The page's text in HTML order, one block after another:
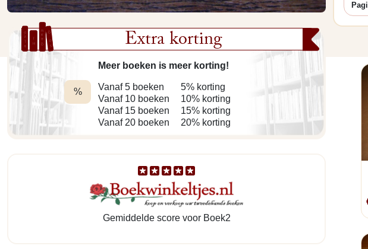
Extra korting
%
Meer boeken is meer korting!
Vanaf 5 boeken
Vanaf 10 boeken
Vanaf 15 boeken
Vanaf 20 boeken
5% korting
10% korting
15% korting
20% korting
Gemiddelde score voor Boek2